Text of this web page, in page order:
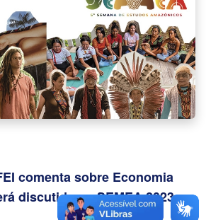
comenta sobre Economia
discutido na SEMEA 2023